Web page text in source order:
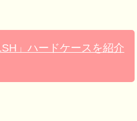
」ハードケースを紹介